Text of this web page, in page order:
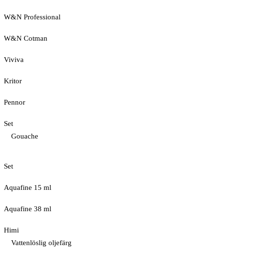
W&N Professional
W&N Cotman
Viviva
Kritor
Pennor
Set
Gouache
Set
Aquafine 15 ml
Aquafine 38 ml
Himi
Vattenlöslig oljefärg